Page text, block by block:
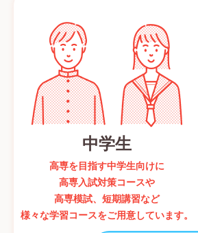
中学生
高専を目指す中学生向けに
高専入試対策コースや
高専模試、短期講習など
様々な学習コースをご用意しています。